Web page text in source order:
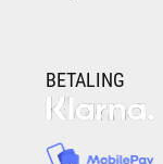
BETALING